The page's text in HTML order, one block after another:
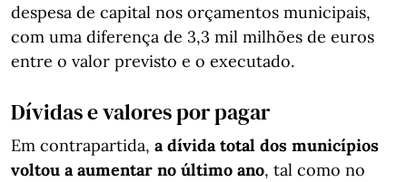
despesa de capital nos orçamentos municipais,
com uma diferença de 3,3 mil milhões de euros
entre o valor previsto e o executado.
Dívidas e valores por pagar
Em contrapartida, a dívida total dos municípios
voltou a aumentar no último ano, tal como no